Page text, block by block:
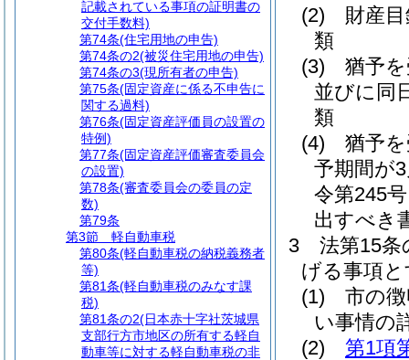
(2)
財産
類
(3)
猶予
並びに同
類
(4)
猶予
予期間が
令第245
出すべき
3
法第15
げる事項
(1)
市の
い事情の
(2)
第1項
記載されている事項の証明書の
交付手数料)
第74条(住宅用地の申告)
第74条の2(被災住宅用地の申告)
第74条の3(現所有者の申告)
第75条(固定資産に係る不申告に
関する過料)
第76条(固定資産評価員の設置の
特例)
第77条(固定資産評価審査委員会
の設置)
第78条(審査委員会の委員の定
数)
第79条
第3節
軽自動車税
第80条(軽自動車税の納税義務者
等)
第81条(軽自動車税のみなす課
税)
第81条の2(日本赤十字社茨城県
支部行方市地区の所有する軽自
動車等に対する軽自動車税の非